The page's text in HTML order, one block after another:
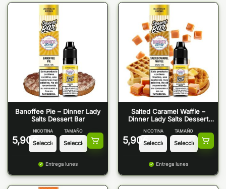
Banoffee Pie – Dinner Lady
Salts Dessert Bar
5,90 €
NICOTINA TAMAÑO
Entrega lunes
Salted Caramel Waffle –
Dinner Lady Salts Dessert
5,90 €
NICOTINA TAMAÑO
Entrega lunes